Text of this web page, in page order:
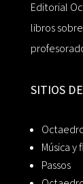
Editorial
libros
SITIOS
Música y
Passos